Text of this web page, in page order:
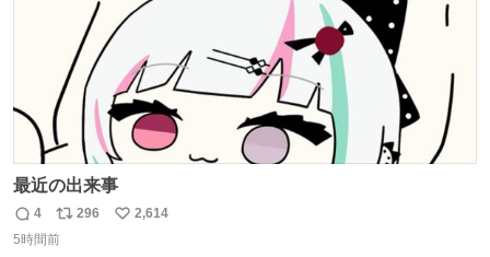
最近の出来事
返
信
4
リ
ポ
296
い
2,614
5時間前